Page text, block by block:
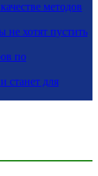
методов
хотят пустить
по
станет для